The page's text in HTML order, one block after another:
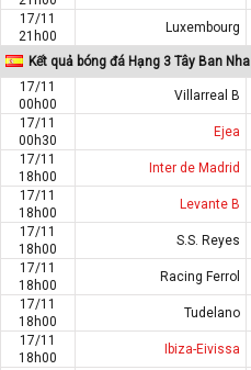
17/11
21h00
Luxembourg
Kết quả bóng đá Hạng 3 Tây Ban Nha
17/11
00h00
Villarreal B
17/11
00h30
Ejea
17/11
18h00
Inter de Madrid
17/11
18h00
Levante B
17/11
18h00
S.S. Reyes
17/11
18h00
Racing Ferrol
17/11
18h00
Tudelano
17/11
18h00
Ibiza-Eivissa